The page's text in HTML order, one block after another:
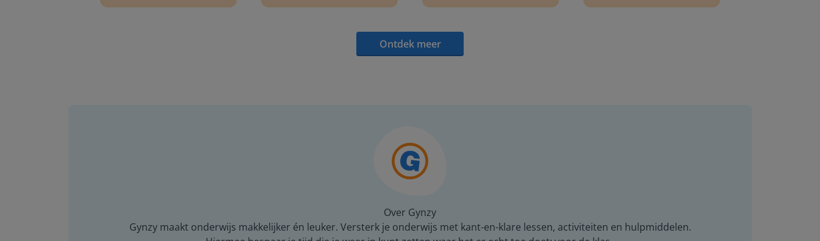
Ontdek meer
Over Gynzy
Gynzy maakt onderwijs makkelijker én leuker. Versterk je onderwijs met kant-en-klare lessen, activiteiten en hulpmiddelen.